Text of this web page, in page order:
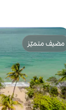
مضيف متميّز
مضيف متميّز